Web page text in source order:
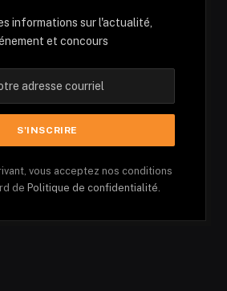
informations sur l'actualité,
et concours
vous acceptez nos conditions
de Politique de confidentialité.